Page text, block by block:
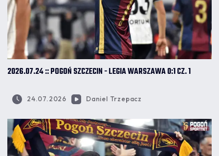
2026.07.24 :: POGOŃ SZCZECIN - LEGIA WARSZAWA 0:1 CZ. 1
24.07.2026 Daniel Trzepacz